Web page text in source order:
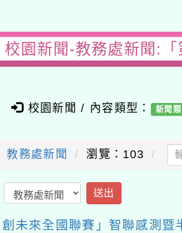
校園新聞-教務處新聞:
校園新聞 / 內容類型： 新聞
教務處新聞 瀏覽：103
送出
創未來全國聯賽」智聯感測